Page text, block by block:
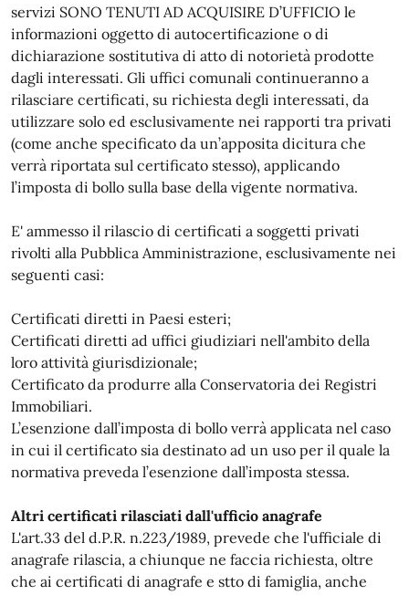
servizi SONO TENUTI AD ACQUISIRE D’UFFICIO le
informazioni oggetto di autocertificazione o di
dichiarazione sostitutiva di atto di notorietà prodotte
dagli interessati. Gli uffici comunali continueranno a
rilasciare certificati, su richiesta degli interessati, da
utilizzare solo ed esclusivamente nei rapporti tra privati
(come anche specificato da un’apposita dicitura che
verrà riportata sul certificato stesso), applicando
l’imposta di bollo sulla base della vigente normativa.
E' ammesso il rilascio di certificati a soggetti privati
rivolti alla Pubblica Amministrazione, esclusivamente nei
seguenti casi:
Certificati diretti in Paesi esteri;
Certificati diretti ad uffici giudiziari nell'ambito della
loro attività giurisdizionale;
Certificato da produrre alla Conservatoria dei Registri
Immobiliari.
L’esenzione dall’imposta di bollo verrà applicata nel caso
in cui il certificato sia destinato ad un uso per il quale la
normativa preveda l’esenzione dall’imposta stessa.
Altri certificati rilasciati dall'ufficio anagrafe
L'art.33 del d.P.R. n.223/1989, prevede che l'ufficiale di
anagrafe rilascia, a chiunque ne faccia richiesta, oltre
che ai certificati di anagrafe e stto di famiglia, anche